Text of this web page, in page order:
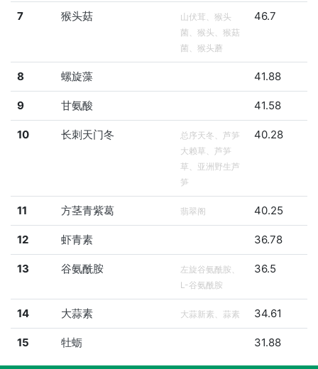
7 猴头菇
山伏茸、猴头
菌、猴头、猴菇
菌、猴头蘑
46.7
8 螺旋藻 41.88
9 甘氨酸 41.58
10 长刺天门冬
总序天冬、芦笋
大赖草、芦笋
草、亚洲野生芦
笋
40.28
11 方茎青紫葛 翡翠阁 40.25
12 虾青素 36.78
13 谷氨酰胺
左旋谷氨酰胺、
L-谷氨酰胺
36.5
14 大蒜素 大蒜新素、蒜素 34.61
15 牡蛎 31.88